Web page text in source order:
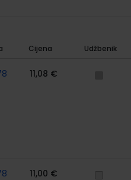
Cijena Udžbenik
11,08 €
11,00 €